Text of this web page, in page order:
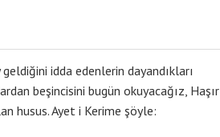
geldiğini idda edenlerin dayandıkları
beşincisini bugün okuyacağız, Haşır
husus. Ayet i Kerime şöyle: